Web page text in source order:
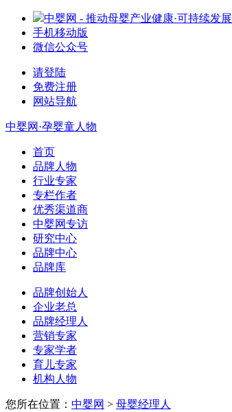
中婴网 - 推动母婴产业健康·可持续发展
手机移动版
微信公众号
请登陆
免费注册
网站导航
中婴网·孕婴童人物
首页
品牌人物
行业专家
专栏作者
优秀渠道商
中婴网专访
研究中心
品牌中心
品牌库
品牌创始人
企业老总
品牌经理人
营销专家
专家学者
育儿专家
机构人物
您所在位置： 中婴网 > 母婴经理人